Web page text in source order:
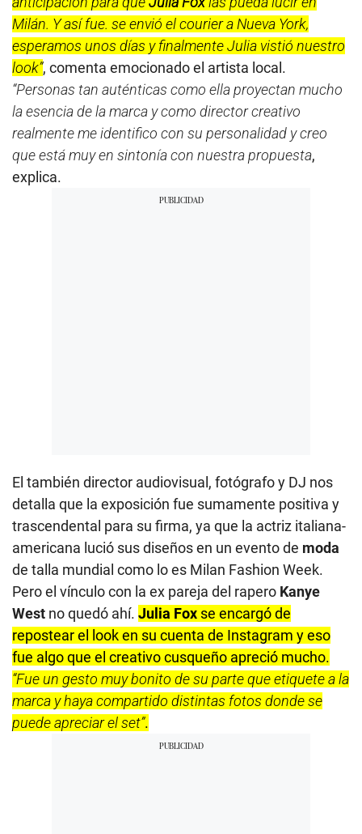
Milán. Y así fue. se envió el courier a Nueva York,
esperamos unos días y finalmente Julia vistió nuestro
look”, comenta emocionado el artista local.
“Personas tan auténticas como ella proyectan mucho
la esencia de la marca y como director creativo
realmente me identifico con su personalidad y creo
que está muy en sintonía con nuestra propuesta,
explica.
El también director audiovisual, fotógrafo y DJ nos
detalla que la exposición fue sumamente positiva y
trascendental para su firma, ya que la actriz italiana-
americana lució sus diseños en un evento de moda
de talla mundial como lo es Milan Fashion Week.
Pero el vínculo con la ex pareja del rapero Kanye
West no quedó ahí. Julia Fox se encargó de
repostear el look en su cuenta de Instagram y eso
fue algo que el creativo cusqueño apreció mucho.
“Fue un gesto muy bonito de su parte que etiquete a la
marca y haya compartido distintas fotos donde se
puede apreciar el set”.